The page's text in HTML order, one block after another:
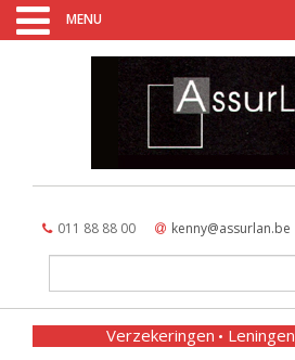
MENU
011 88 88 00 kenny@assurlan.be
Verzekeringen Leningen